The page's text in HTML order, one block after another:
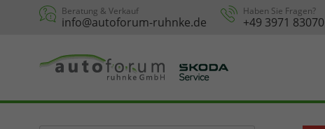
Beratung & Verkauf
info@autoforum-ruhnke.de
Haben Sie Fragen?
+49 3971 83070